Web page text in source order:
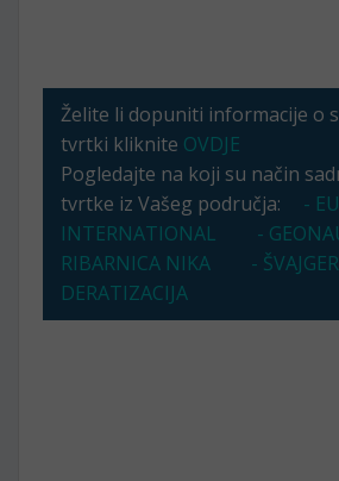
Želite li dopuniti informacije o
tvrtki kliknite OVDJE
Pogledajte na koji su način
tvrtke iz Vašeg područja:
-
INTERNATIONAL
-
RIBARNICA NIKA
- ŠVAJGER
DERATIZACIJA